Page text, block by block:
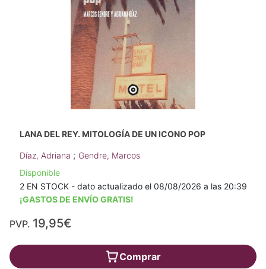
LANA DEL REY. MITOLOGÍA DE UN ICONO POP
Díaz, Adriana ; Gendre, Marcos
Disponible
2 EN STOCK - dato actualizado el 08/08/2026 a las 20:39
¡GASTOS DE ENVÍO GRATIS!
PVP. 19,95€
Comprar